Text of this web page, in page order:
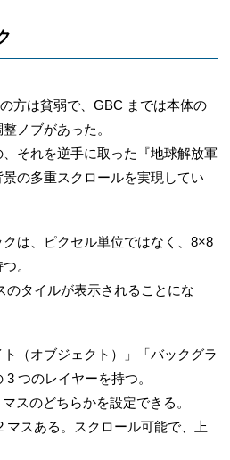
方は貧弱で、GBC までは本体の
ノブがあった。
それを逆手に取った『地球解放軍
の多重スクロールを実現してい
は、ピクセル単位ではなく、8×8
。
のタイルが表示されることにな
（オブジェクト）」「バックグラ
つのレイヤーを持つ。
スのどちらかを設定できる。
マスある。スクロール可能で、上